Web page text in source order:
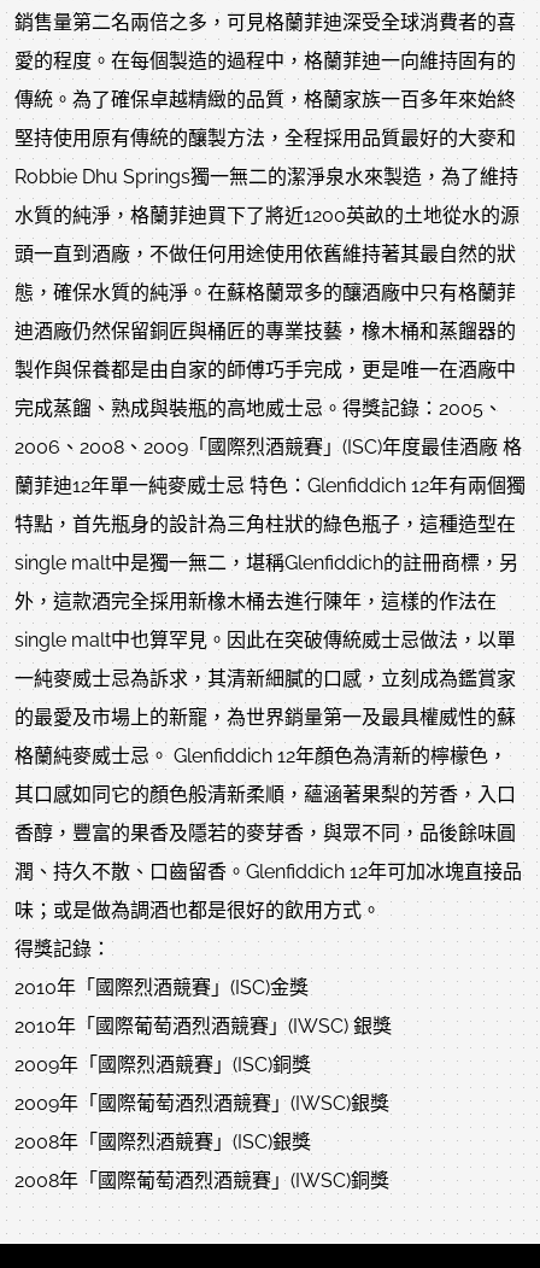
銷售量第二名兩倍之多，可見格蘭菲迪深受全球消費者的喜
愛的程度。在每個製造的過程中，格蘭菲迪一向維持固有的
傳統。為了確保卓越精緻的品質，格蘭家族一百多年來始終
堅持使用原有傳統的釀製方法，全程採用品質最好的大麥和
Robbie Dhu Springs獨一無二的潔淨泉水來製造，為了維持
水質的純淨，格蘭菲迪買下了將近1200英畝的土地從水的源
頭一直到酒廠，不做任何用途使用依舊維持著其最自然的狀
態，確保水質的純淨。在蘇格蘭眾多的釀酒廠中只有格蘭菲
迪酒廠仍然保留銅匠與桶匠的專業技藝，橡木桶和蒸餾器的
製作與保養都是由自家的師傅巧手完成，更是唯一在酒廠中
完成蒸餾、熟成與裝瓶的高地威士忌。得獎記錄：2005、
2006、2008、2009「國際烈酒競賽」(ISC)年度最佳酒廠 格
蘭菲迪12年單一純麥威士忌 特色：Glenfiddich 12年有兩個獨
特點，首先瓶身的設計為三角柱狀的綠色瓶子，這種造型在
single malt中是獨一無二，堪稱Glenfiddich的註冊商標，另
外，這款酒完全採用新橡木桶去進行陳年，這樣的作法在
single malt中也算罕見。因此在突破傳統威士忌做法，以單
一純麥威士忌為訴求，其清新細膩的口感，立刻成為鑑賞家
的最愛及市場上的新寵，為世界銷量第一及最具權威性的蘇
格蘭純麥威士忌。 Glenfiddich 12年顏色為清新的檸檬色，
其口感如同它的顏色般清新柔順，蘊涵著果梨的芳香，入口
香醇，豐富的果香及隱若的麥芽香，與眾不同，品後餘味圓
潤、持久不散、口齒留香。Glenfiddich 12年可加冰塊直接品
味；或是做為調酒也都是很好的飲用方式。
得獎記錄：
2010年「國際烈酒競賽」(ISC)金獎
2010年「國際葡萄酒烈酒競賽」(IWSC) 銀獎
2009年「國際烈酒競賽」(ISC)銅獎
2009年「國際葡萄酒烈酒競賽」(IWSC)銀獎
2008年「國際烈酒競賽」(ISC)銀獎
2008年「國際葡萄酒烈酒競賽」(IWSC)銅獎